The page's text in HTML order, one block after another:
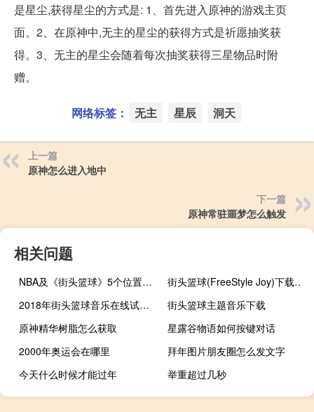
是星尘,获得星尘的方式是: 1、首先进入原神的游戏主页
面。2、在原神中,无主的星尘的获得方式是祈愿抽奖获
得。3、无主的星尘会随着每次抽奖获得三星物品时附
赠。
网络标签： 无主 星辰 洞天
上一篇
原神怎么进入地中
下一篇
原神常驻噩梦怎么触发
相关问题
NBA及《街头篮球》5个位置的详细介绍
街头篮球(FreeStyle Joy)下载(电脑、安卓和IOS所有版本)
2018年街头篮球音乐在线试听及下载
街头篮球主题音乐下载
原神精华树脂怎么获取
星露谷物语如何按键对话
2000年奥运会在哪里
拜年图片朋友圈怎么发文字
今天什么时候才能过年
举重超过几秒
艾尔登法环最高伤害加点
北京冬奥会有电竞项目吗